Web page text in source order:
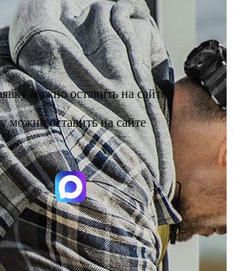
можно оставить на сайте
можно оставить на сайте